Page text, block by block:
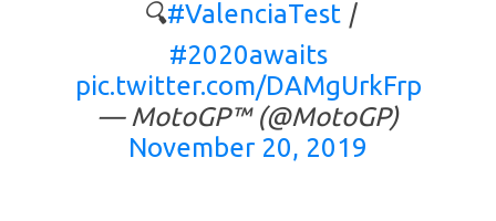
🔍#ValenciaTest|
#2020awaits
pic.twitter.com/DAMgUrkFrp
— MotoGP™ (@MotoGP)
November 20, 2019